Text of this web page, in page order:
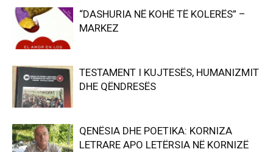
“DASHURIA NË KOHË TË KOLERËS” –
MARKEZ
TESTAMENT I KUJTESËS, HUMANIZMIT
DHE QËNDRESËS
QENËSIA DHE POETIKA: KORNIZA
LETRARE APO LETËRSIA NË KORNIZË